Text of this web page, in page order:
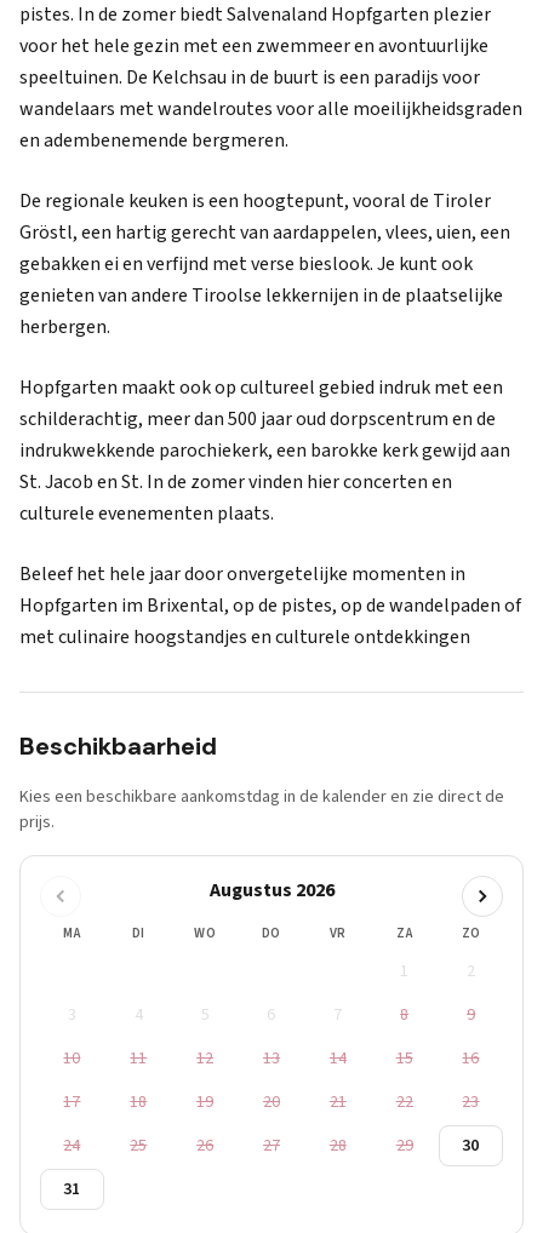
pistes. In de zomer biedt Salvenaland Hopfgarten plezier
voor het hele gezin met een zwemmeer en avontuurlijke
speeltuinen. De Kelchsau in de buurt is een paradijs voor
wandelaars met wandelroutes voor alle moeilijkheidsgraden
en adembenemende bergmeren.
De regionale keuken is een hoogtepunt, vooral de Tiroler
Gröstl, een hartig gerecht van aardappelen, vlees, uien, een
gebakken ei en verfijnd met verse bieslook. Je kunt ook
genieten van andere Tiroolse lekkernijen in de plaatselijke
herbergen.
Hopfgarten maakt ook op cultureel gebied indruk met een
schilderachtig, meer dan 500 jaar oud dorpscentrum en de
indrukwekkende parochiekerk, een barokke kerk gewijd aan
St. Jacob en St. In de zomer vinden hier concerten en
culturele evenementen plaats.
Beleef het hele jaar door onvergetelijke momenten in
Hopfgarten im Brixental, op de pistes, op de wandelpaden of
met culinaire hoogstandjes en culturele ontdekkingen
Beschikbaarheid
Kies een beschikbare aankomstdag in de kalender en zie direct de
prijs.
Augustus 2026
MA DI WO DO VR ZA ZO
1
2
3
4 5 6 7 8
9
10
11 12 13 14 15
16
17
18 19 20 21 22
23
24
25 26 27 28 29
30
31